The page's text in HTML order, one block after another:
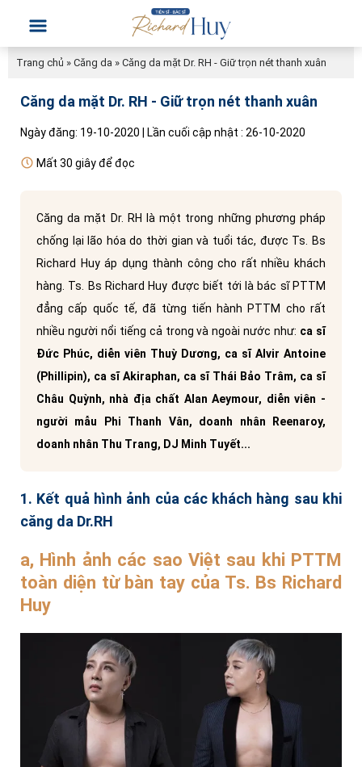
Trang chủ » Căng da » Căng da mặt Dr. RH - Giữ trọn nét thanh xuân
Căng da mặt Dr. RH - Giữ trọn nét thanh xuân
Ngày đăng: 19-10-2020 | Lần cuối cập nhật : 26-10-2020
Mất 30 giây để đọc
Căng da mặt Dr. RH là một trong những phương pháp
chống lại lão hóa do thời gian và tuổi tác, được Ts. Bs
Richard Huy áp dụng thành công cho rất nhiều khách
hàng. Ts. Bs Richard Huy được biết tới là bác sĩ PTTM
đẳng cấp quốc tế, đã từng tiến hành PTTM cho rất
nhiều người nổi tiếng cả trong và ngoài nước như: ca sĩ
Đức Phúc, diễn viên Thuỳ Dương, ca sĩ Alvir Antoine
(Phillipin), ca sĩ Akiraphan, ca sĩ Thái Bảo Trâm, ca sĩ
Châu Quỳnh, nhà địa chất Alan Aeymour, diễn viên -
người mẫu Phi Thanh Vân, doanh nhân Reenaroy,
doanh nhân Thu Trang, DJ Minh Tuyết...
1. Kết quả hình ảnh của các khách hàng sau khi
căng da Dr.RH
a, Hình ảnh các sao Việt sau khi PTTM
toàn diện từ bàn tay của Ts. Bs Richard
Huy